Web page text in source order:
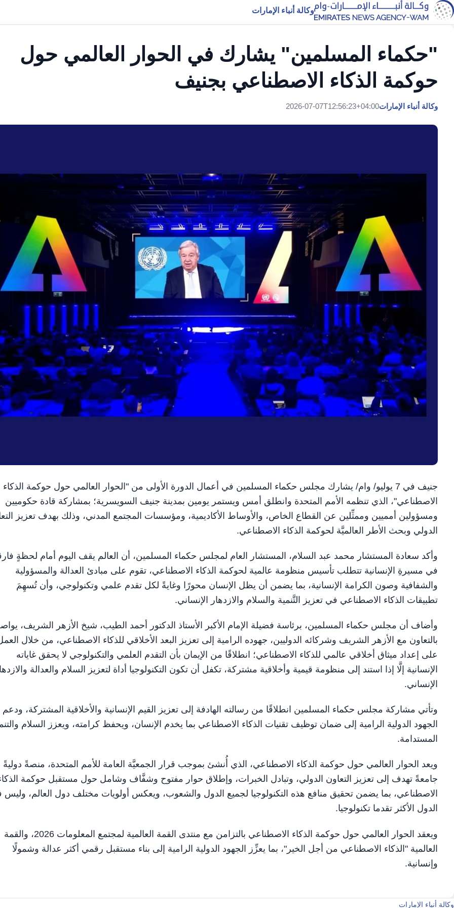
وكالة أنباء الإمارات
"حكماء المسلمين" يشارك في الحوار العالمي حول
حوكمة الذكاء الاصطناعي بجنيف
وكالة أنباء الإمارات2026-07-07T12:56:23+04:00
جنيف في 7 يوليو/ وام/ يشارك مجلس حكماء المسلمين في أعمال الدورة الأولى من "الحوار العالمي حول حوكمة الذكاء
الاصطناعي"، الذي تنظمه الأمم المتحدة وانطلق أمس ويستمر يومين بمدينة جنيف السويسرية؛ بمشاركة قادة حكوميين
ومسؤولين أمميين وممثِّلين عن القطاع الخاص، والأوساط الأكاديمية، ومؤسسات المجتمع المدني، وذلك بهدف تعزيز
الدولي وبحث الأطر العالميَّة لحوكمة الذكاء الاصطناعي.
وأكد سعادة المستشار محمد عبد السلام، المستشار العام لمجلس حكماء المسلمين، أن العالم يقف اليوم أمام لحظةٍ
في مسيرةِ الإنسانية تتطلب تأسيس منظومة عالمية لحوكمة الذكاء الاصطناعي، تقوم على مبادئ العدالة والمسؤولية
والشفافية وصون الكرامة الإنسانية، بما يضمن أن يظل الإنسان محورًا وغايةً لكل تقدم علمي وتكنولوجي، وأن تُسهِمَ
تطبيقات الذكاء الاصطناعي في تعزيز التَّنمية والسلام والازدهار الإنساني.
وأضاف أن مجلس حكماء المسلمين، برئاسة فضيلة الإمام الأكبر الأستاذ الدكتور أحمد الطيب، شيخ الأزهر الشريف،
بالتعاون مع الأزهر الشريف وشركائه الدوليين، جهوده الرامية إلى تعزيز البعد الأخلاقي للذكاء الاصطناعي، من خلال
على إعداد ميثاق أخلاقي عالمي للذكاء الاصطناعي؛ انطلاقًا من الإيمان بأن التقدم العلمي والتكنولوجي لا يحقق غاياته
الإنسانية إلَّا إذا استند إلى منظومة قيمية وأخلاقية مشتركة، تكفل أن تكون التكنولوجيا أداة لتعزيز السلام والعدالة
الإنساني.
وتأتي مشاركة مجلس حكماء المسلمين انطلاقًا من رسالته الهادفة إلى تعزيز القيم الإنسانية والأخلاقية المشتركة، ودعم
الجهود الدولية الرامية إلى ضمان توظيف تقنيات الذكاء الاصطناعي بما يخدم الإنسان، ويحفظ كرامته، ويعزز السلام
المستدامة.
ويعد الحوار العالمي حول حوكمة الذكاء الاصطناعي، الذي أُنشئ بموجب قرار الجمعيَّة العامة للأمم المتحدة، منصةً دوليةً
جامعةً تهدف إلى تعزيز التعاون الدولي، وتبادل الخبرات، وإطلاق حوار مفتوح وشفَّاف وشامل حول مستقبل حوكمة
الاصطناعي، بما يضمن تحقيق منافع هذه التكنولوجيا لجميع الدول والشعوب، ويعكس أولويات مختلف دول العالم،
الدول الأكثر تقدما تكنولوجيا.
ويعقد الحوار العالمي حول حوكمة الذكاء الاصطناعي بالتزامن مع منتدى القمة العالمية لمجتمع المعلومات 2026، والقمة
العالمية "الذكاء الاصطناعي من أجل الخير"، بما يعزِّز الجهود الدولية الرامية إلى بناء مستقبل رقمي أكثر عدالة وشمولًا
وإنسانية.
وكالة أنباء الإمارات